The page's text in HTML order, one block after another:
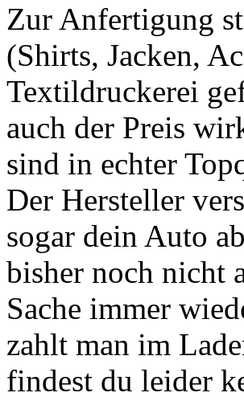
Zur Anfertigung
(Shirts, Jacken,
Textildruckerei
auch der Preis
sind in echter
Der Hersteller
sogar dein Auto
bisher noch nicht
Sache immer
zahlt man im
findest du leider